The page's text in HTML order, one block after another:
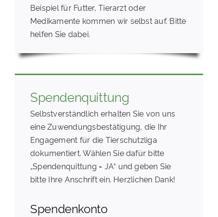
Beispiel für Futter, Tierarzt oder
Medikamente kommen wir selbst auf. Bitte
helfen Sie dabei.
Spendenquittung
Selbstverständlich erhalten Sie von uns
eine Zuwendungsbestätigung, die Ihr
Engagement für die Tierschutzliga
dokumentiert. Wählen Sie dafür bitte
„Spendenquittung = JA“ und geben Sie
bitte Ihre Anschrift ein. Herzlichen Dank!
Spendenkonto